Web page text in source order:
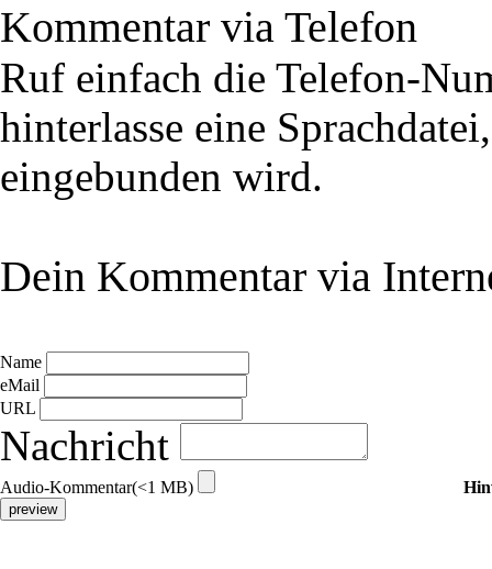
Kommentar via Telefon
Ruf einfach die Telefon-
hinterlasse eine
eingebunden wird.
Dein Kommentar via
Name
eMail
URL
Nachricht
Audio-Kommentar(<1 MB)